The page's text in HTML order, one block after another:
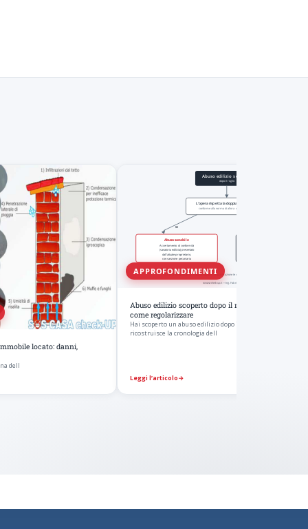
locato: danni,
dell
APPROFONDIMENTI
Abuso edilizio scoperto dopo il rogito: chi risponde e
come regolarizzare
Hai scoperto un abuso edilizio dopo il rogito? Come il perito
ricostruisce la cronologia dell
Leggi l’articolo→